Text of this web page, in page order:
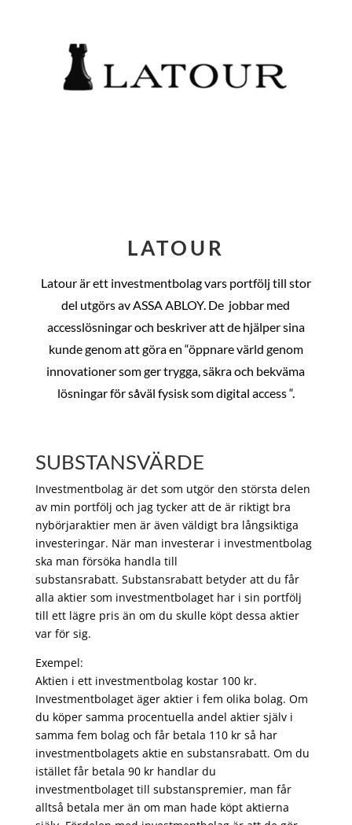
LATOUR
Latour är ett investmentbolag vars portfölj till stor
del utgörs av ASSA ABLOY. De jobbar med
accesslösningar och beskriver att de hjälper sina
kunde genom att göra en “öppnare värld genom
innovationer som ger trygga, säkra och bekväma
lösningar för såväl fysisk som digital access “.
SUBSTANSVÄRDE
Investmentbolag är det som utgör den största delen
av min portfölj och jag tycker att de är riktigt bra
nybörjaraktier men är även väldigt bra långsiktiga
investeringar. När man investerar i investmentbolag
ska man försöka handla till
substansrabatt. Substansrabatt betyder att du får
alla aktier som investmentbolaget har i sin portfölj
till ett lägre pris än om du skulle köpt dessa aktier
var för sig.
Exempel:
Aktien i ett investmentbolag kostar 100 kr.
Investmentbolaget äger aktier i fem olika bolag. Om
du köper samma procentuella andel aktier själv i
samma fem bolag och får betala 110 kr så har
investmentbolagets aktie en substansrabatt. Om du
istället får betala 90 kr handlar du
investmentbolaget till substanspremier, man får
alltså betala mer än om man hade köpt aktierna